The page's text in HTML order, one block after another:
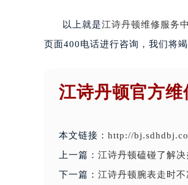
以上就是江诗丹顿维修服务
页面400电话进行咨询，我们将竭
江诗丹顿官方
本文链接： http://
上一篇： 江诗丹顿磕碰了解决
下一篇： 江诗丹顿腕表走时不